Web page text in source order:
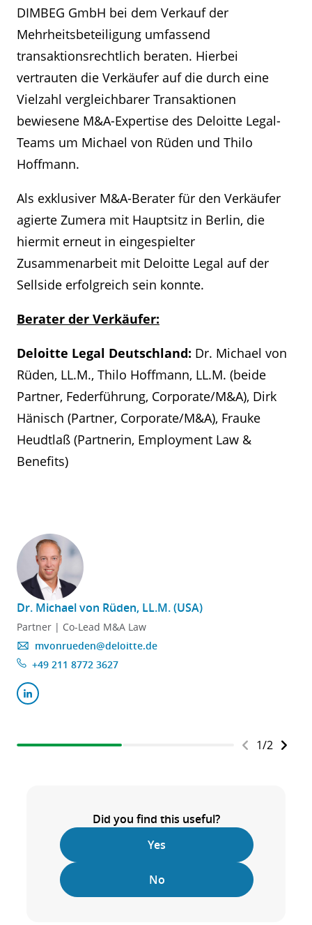
DIMBEG GmbH bei dem Verkauf der
Mehrheitsbeteiligung umfassend
transaktionsrechtlich beraten. Hierbei
vertrauten die Verkäufer auf die durch eine
Vielzahl vergleichbarer Transaktionen
bewiesene M&A-Expertise des Deloitte Legal-
Teams um Michael von Rüden und Thilo
Hoffmann.
Als exklusiver M&A-Berater für den Verkäufer
agierte Zumera mit Hauptsitz in Berlin, die
hiermit erneut in eingespielter
Zusammenarbeit mit Deloitte Legal auf der
Sellside erfolgreich sein konnte.
Berater der Verkäufer:
Deloitte Legal Deutschland: Dr. Michael von
Rüden, LL.M., Thilo Hoffmann, LL.M. (beide
Partner, Federführung, Corporate/M&A), Dirk
Hänisch (Partner, Corporate/M&A), Frauke
Heudtlaß (Partnerin, Employment Law &
Benefits)
Dr. Michael von Rüden, LL.M. (USA)
Partner | Co-Lead M&A Law
mvonrueden@deloitte.de
+49 211 8772 3627
1/2
Did you find this useful?
Yes
No